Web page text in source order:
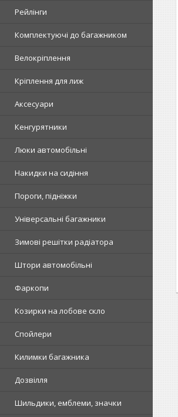
Рейлінги
Комплектуючі до багажником
Велокріплення
Кріплення для лиж
Аксесуари
Кенгурятники
Люки автомобільні
Накидки на сидіння
Пороги, підніжки
Універсальні багажники
Зимові решітки радіатора
Штори автомобільні
Фаркопи
Козирки на лобове скло
Спойлери
Килимки багажника
Дозвілля
Шильдики, емблеми, значки